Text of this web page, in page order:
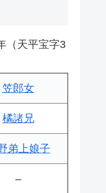
（天平宝字3
笠郎女
橘諸兄
弟上娘子
–